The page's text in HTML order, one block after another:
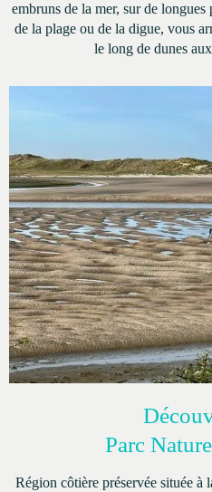
embruns de la mer, sur de
de la plage ou de la digue, vous
le long de dunes
Parc
Région côtière préservée située à